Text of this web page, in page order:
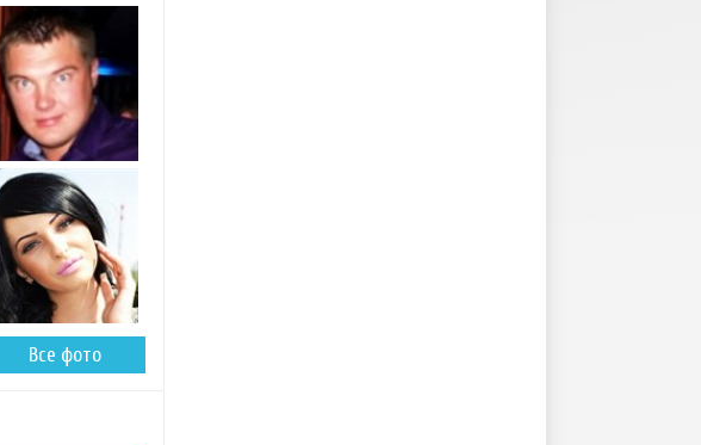
Все фото